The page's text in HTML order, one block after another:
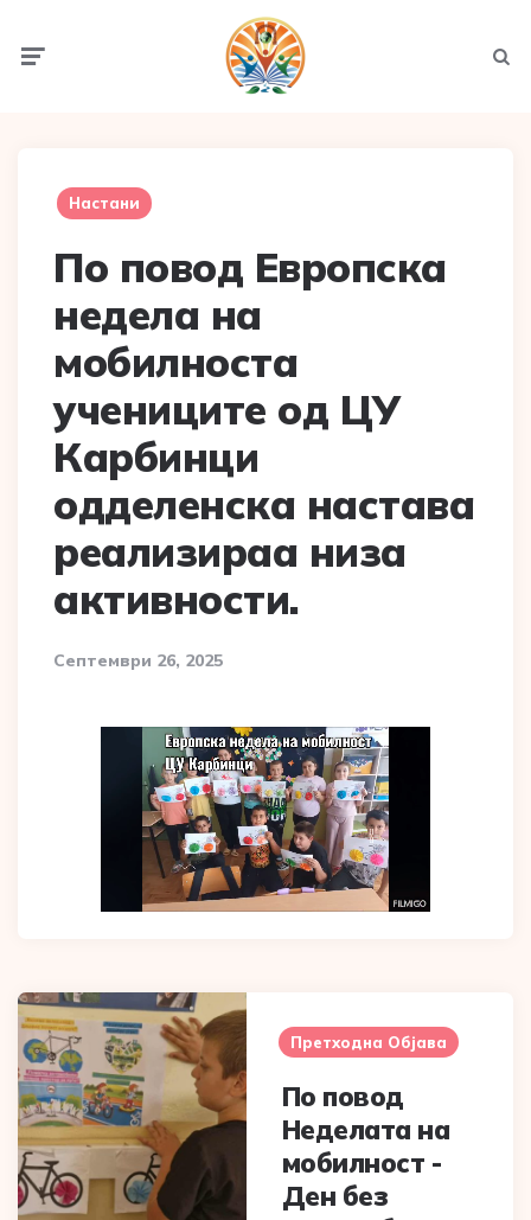
Настани
По повод Европска
недела на
мобилноста
учениците од ЦУ
Карбинци
одделенска настава
реализираа низа
активности.
Септември 26, 2025
Post
navigation
Претходна Објава
По повод
Неделата на
мобилност -
Ден без